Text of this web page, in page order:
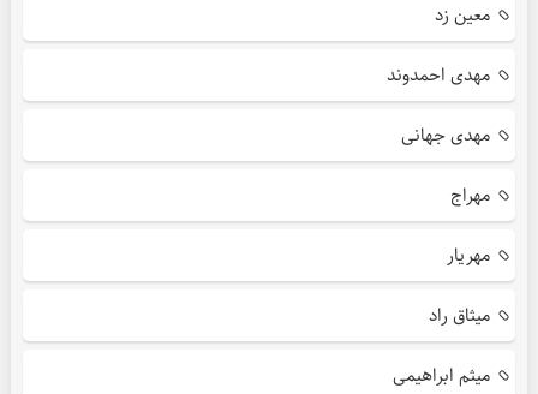
معین زد
مهدی احمدوند
مهدی جهانی
مهراج
مهریار
میثاق راد
میثم ابراهیمی